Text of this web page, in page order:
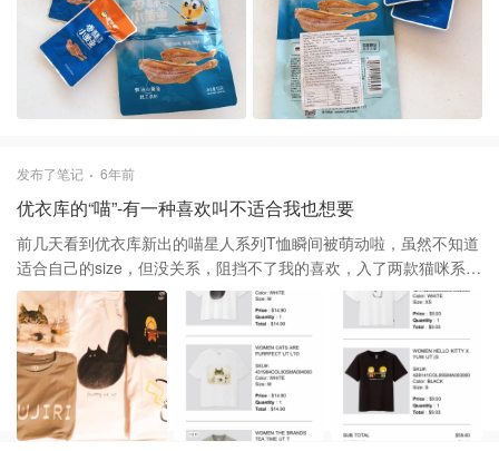
发布了笔记 6年前
优衣库的“喵”-有一种喜欢叫不适合我也想要
前几天看到优衣库新出的喵星人系列T恤瞬间被萌动啦，虽然不知道
适合自己的size，但没关系，阻挡不了我的喜欢，入了两款猫咪系列
的，顺搭看到有T恤活动买二赠一，夏天不嫌多，又选了三件，
Pokémon 、茶点、hello Kitty三个不同系列的，size从xs选到m🤣，
相信总有一件会恰当适合，其它小一点大一点就无所谓啦，今天收
货啦！收到实物跟图相差不大，质量也不错，等明天洗洗再试试